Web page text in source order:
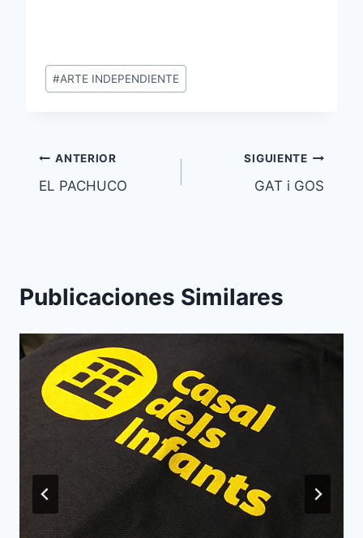
Etiquetas
de
#ARTE INDEPENDIENTE
Navegación
de
ANTERIOR
EL PACHUCO
SIGUIENTE
GAT i GOS
Publicaciones Similares